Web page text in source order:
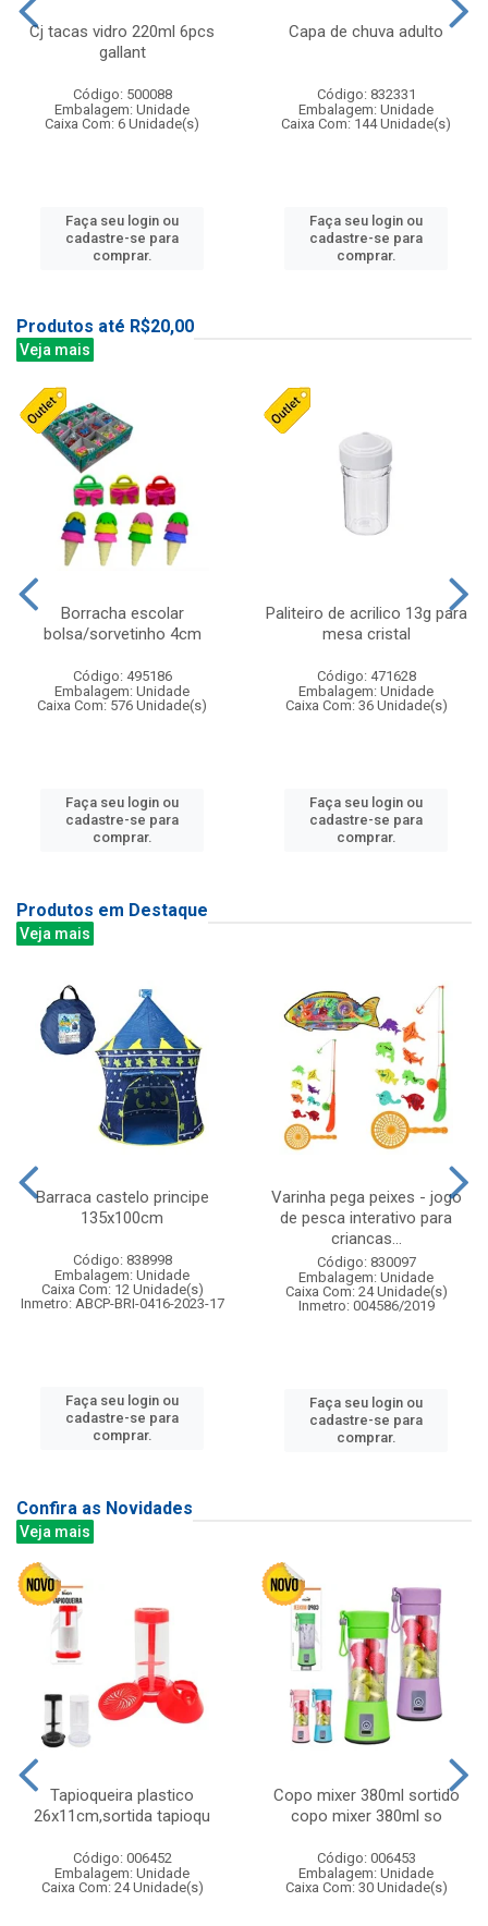
Cj tacas vidro 220ml 6pcs
gallant
Código: 500088
Embalagem: Unidade
Caixa Com: 6 Unidade(s)
Faça seu login ou
cadastre-se para
comprar.
Capa de chuva adulto
Código: 832331
Embalagem: Unidade
Caixa Com: 144 Unidade(s)
Faça seu login ou
cadastre-se para
comprar.
Produtos até R$20,00
Veja mais
Borracha escolar
bolsa/sorvetinho 4cm
Código: 495186
Embalagem: Unidade
Caixa Com: 576 Unidade(s)
Faça seu login ou
cadastre-se para
comprar.
Paliteiro de acrilico 13g para
mesa cristal
Código: 471628
Embalagem: Unidade
Caixa Com: 36 Unidade(s)
Faça seu login ou
cadastre-se para
comprar.
Produtos em Destaque
Veja mais
Barraca castelo principe
135x100cm
Código: 838998
Embalagem: Unidade
Caixa Com: 12 Unidade(s)
Inmetro: ABCP-BRI-0416-2023-17
Faça seu login ou
cadastre-se para
comprar.
Varinha pega peixes - jogo
de pesca interativo para
criancas...
Código: 830097
Embalagem: Unidade
Caixa Com: 24 Unidade(s)
Inmetro: 004586/2019
Faça seu login ou
cadastre-se para
comprar.
Confira as Novidades
Veja mais
Tapioqueira plastico
26x11cm,sortida tapioqu
Código: 006452
Embalagem: Unidade
Caixa Com: 24 Unidade(s)
Copo mixer 380ml sortido
copo mixer 380ml so
Código: 006453
Embalagem: Unidade
Caixa Com: 30 Unidade(s)